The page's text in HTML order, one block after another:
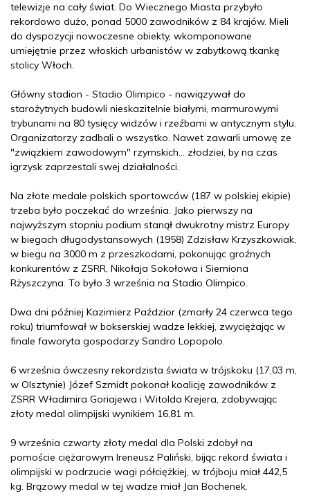
telewizje na cały świat. Do Wiecznego Miasta przybyło
rekordowo dużo, ponad 5000 zawodników z 84 krajów. Mieli
do dyspozycji nowoczesne obiekty, wkomponowane
umiejętnie przez włoskich urbanistów w zabytkową tkankę
stolicy Włoch.
Główny stadion - Stadio Olimpico - nawiązywał do
starożytnych budowli nieskazitelnie białymi, marmurowymi
trybunami na 80 tysięcy widzów i rzeźbami w antycznym stylu.
Organizatorzy zadbali o wszystko. Nawet zawarli umowę ze
"związkiem zawodowym" rzymskich... złodziei, by na czas
igrzysk zaprzestali swej działalności.
Na złote medale polskich sportowców (187 w polskiej ekipie)
trzeba było poczekać do września. Jako pierwszy na
najwyższym stopniu podium stanął dwukrotny mistrz Europy
w biegach długodystansowych (1958) Zdzisław Krzyszkowiak,
w biegu na 3000 m z przeszkodami, pokonując groźnych
konkurentów z ZSRR, Nikołaja Sokołowa i Siemiona
Rżyszczyna. To było 3 września na Stadio Olimpico.
Dwa dni później Kazimierz Paździor (zmarły 24 czerwca tego
roku) triumfował w bokserskiej wadze lekkiej, zwyciężając w
finale faworyta gospodarzy Sandro Lopopolo.
6 września ówczesny rekordzista świata w trójskoku (17,03 m,
w Olsztynie) Józef Szmidt pokonał koalicję zawodników z
ZSRR Władimira Goriajewa i Witolda Krejera, zdobywając
złoty medal olimpijski wynikiem 16,81 m.
9 września czwarty złoty medal dla Polski zdobył na
pomoście ciężarowym Ireneusz Paliński, bijąc rekord świata i
olimpijski w podrzucie wagi półciężkiej, w trójboju miał 442,5
kg. Brązowy medal w tej wadze miał Jan Bochenek.